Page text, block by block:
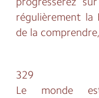
régulièrement la
de la
329
Le monde